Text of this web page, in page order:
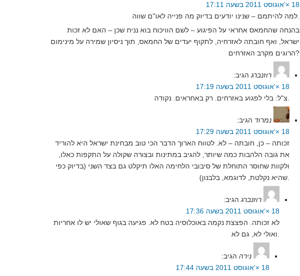
18 ×‘אוגוסט 2011 בשעה 17:11
בהנחה שהחמאס אחראי על הפיגוע – לשם הוויכוח בוא נניח שכן – האם לא זכות
ישראל, ואף חובתה לאזרחיה, לתקוף יעדים של החמאס, תוך ניסיון שמירה על מינימום
הרוגים מקרב האזרחים?
רוזנברג הגיב:
18 ×‘אוגוסט 2011 בשעה 17:19
נמרוד הגיב:
18 ×‘אוגוסט 2011 בשעה 17:29
זכותה – כן, חובתה – לא. לטווח הארוך הדבר הכי טוב מבחינת ישראל היא להוריד
את גובה הלהבות כמה שיותר, להגיב במתינות ובצורה שקולה על התקפות כאלו,
ולקוות שחוסר התוחלת של סיבובי הלחימה האלו תיקלט גם בצד השני (בדיוק כפי
רוזנברג הגיב:
18 ×‘אוגוסט 2011 בשעה 17:36
לא זכותה. הפצצת נקמה באוכלוסיה בטח לא. פגיעה בגוף שאולי יש לו אחריות
נירה הגיב:
18 ×‘אוגוסט 2011 בשעה 17:44